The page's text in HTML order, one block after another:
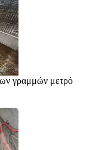
γραμμών μετρό